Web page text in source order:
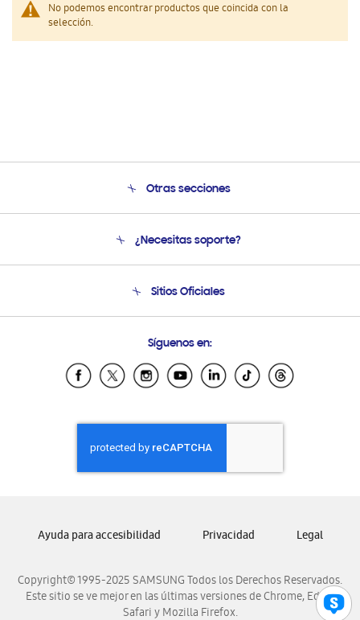
No podemos encontrar productos que coincida con la
selección.
Otras secciones
Soporte
¿Necesitas soporte?
Soporte vía eMail
Sitios Oficiales
Samsung Ecuador
Samsung El Salvador
Samsung Honduras
Samsung Nicaragua
Samsung Panamá
Samsung Venezuela
Síguenos en:
Copyright© 1995-2025 SAMSUNG Todos los Derechos Reservados.
Este sitio se ve mejor en las últimas versiones de Chrome, Edge,
Safari y Mozilla Firefox.
Ayuda para accesibilidad Privacidad Legal